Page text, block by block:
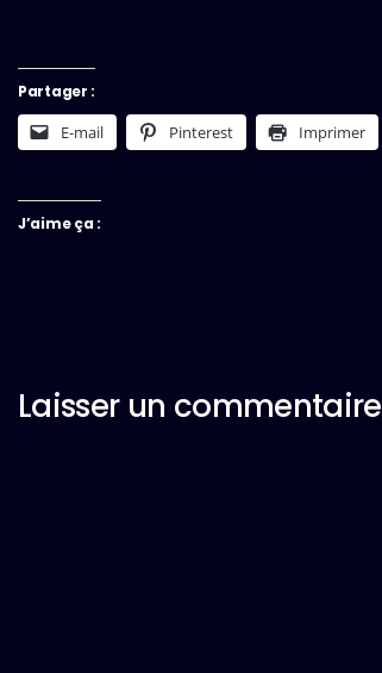
Partager :
E-mail Pinterest Imprimer
J’aime ça :
Laisser un commentaire